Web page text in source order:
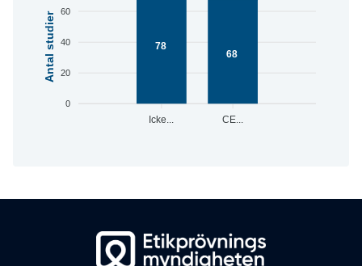
60
40
20
0
Antal studier 78
68
Icke... CE...